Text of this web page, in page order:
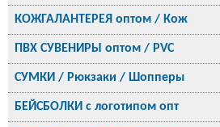
КОЖГАЛАНТЕРЕЯ оптом / Кож
ПВХ СУВЕНИРЫ оптом / PVC
СУМКИ / Рюкзаки / Шопперы
БЕЙСБОЛКИ с логотипом опт